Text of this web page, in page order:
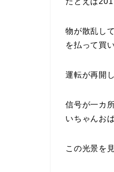
物が散乱し
を払って買
運転が再開
信号が一カ
いちゃんお
この光景を